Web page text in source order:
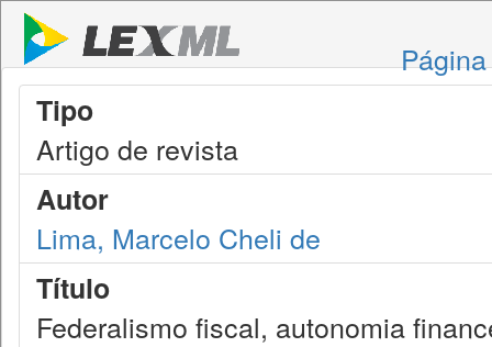
Tipo
Artigo de revista
Autor
Lima, Marcelo Cheli de
Título
Federalismo fiscal, autonomia